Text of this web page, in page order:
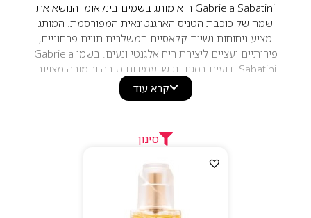
Gabriela Sabatini הוא מותג בשמים בינלאומי הנושא את
שמה של כוכבת הטניס הארגנטינאית המפורסמת. המותג
מציע ניחוחות נשיים קלאסיים המשלבים תווים פרחוניים,
פירותיים ועציים ליצירת ריח אלגנטי ונעים. בשמי Gabriela
Sabatini ידועים בסגנון נגיש, עמידות טובה ותמורה מצוינת
למחיר, ומתאימים לשימוש יומיומי ולמגוון רחב של נשים.
קרא עוד
סינון